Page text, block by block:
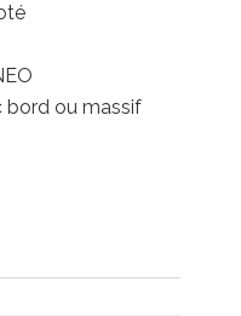
bord ou massif